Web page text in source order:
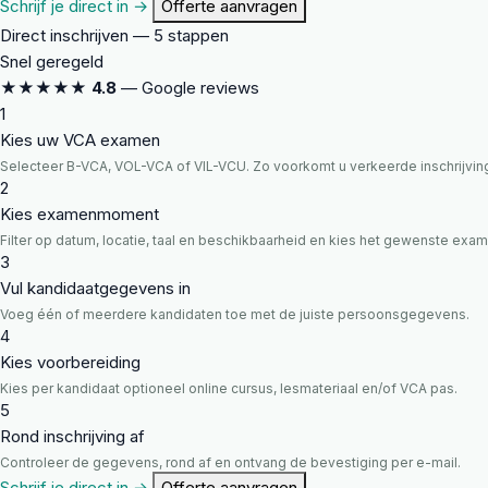
Schrijf je direct in →
Offerte aanvragen
Direct inschrijven — 5 stappen
Snel geregeld
★★★★★ 4.8 — Google reviews
1
Kies uw VCA examen
Selecteer B-VCA, VOL-VCA of VIL-VCU. Zo voorkomt u verkeerde
2
Kies examenmoment
Filter op datum, locatie, taal en beschikbaarheid en kies het gewenste
3
Vul kandidaatgegevens in
Voeg één of meerdere kandidaten toe met de juiste persoonsgegevens.
4
Kies voorbereiding
Kies per kandidaat optioneel online cursus, lesmateriaal en/of VCA pas.
5
Rond inschrijving af
Controleer de gegevens, rond af en ontvang de bevestiging per e-mail.